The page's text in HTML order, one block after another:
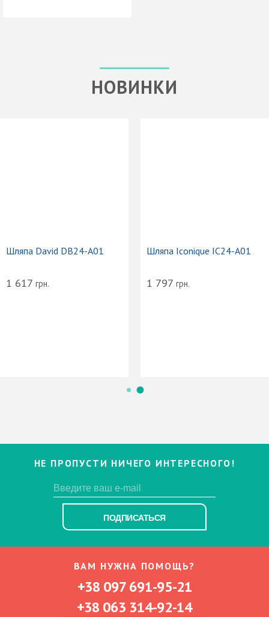
НОВИНКИ
Шляпа David DB24-A01
1 617 грн.
Шляпа Iconique IC24-A01
1 797 грн.
НЕ ПРОПУСТИ НИЧЕГО ИНТЕРЕСНОГО!
ПОДПИСАТЬСЯ
ВАМ НУЖНА ПОМОЩЬ?
+38 097 691-95-21
+38 063 314-92-14